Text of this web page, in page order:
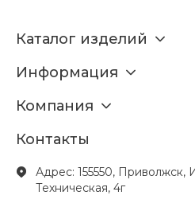
Каталог изделий
Информация
Компания
Контакты
Адрес: 155550, Приволжск,
Техническая, 4г